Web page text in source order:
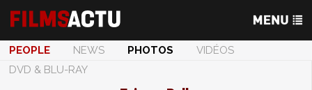
PEOPLE NEWS PHOTOS
VIDÉOS
DVD & BLU-RAY